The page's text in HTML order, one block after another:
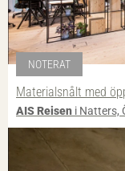
NOTERAT
Materialsnålt med
AIS Reisen i Natters,